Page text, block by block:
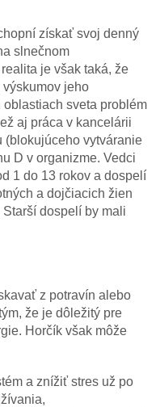
získať svoj denný
slnečnom
je však taká, že
jeho
sveta problém
aj práca v kancelárii
vytváranie
D v organizme. Vedci
1 do 13 rokov a dospelí
a dojčiacich žien
dospelí by mali
z potravín alebo
že je dôležitý pre
Horčík však môže
a znížiť stres už po